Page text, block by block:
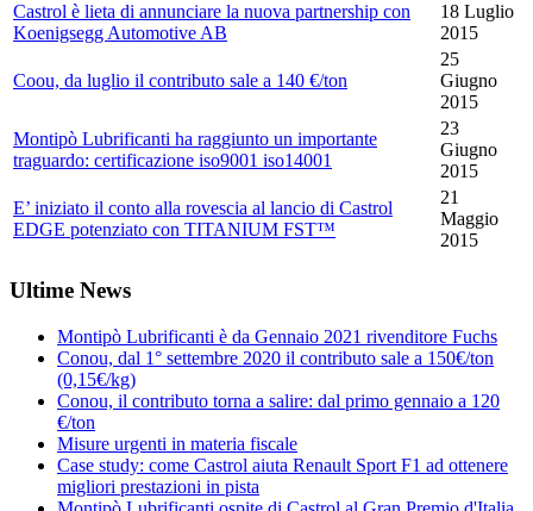
Castrol è lieta di annunciare la nuova partnership con
Koenigsegg Automotive AB
18 Luglio
2015
Coou, da luglio il contributo sale a 140 €/ton
25
Giugno
2015
Montipò Lubrificanti ha raggiunto un importante
traguardo: certificazione iso9001 iso14001
23
Giugno
2015
E’ iniziato il conto alla rovescia al lancio di Castrol
EDGE potenziato con TITANIUM FST™
21
Maggio
2015
Ultime News
Montipò Lubrificanti è da Gennaio 2021 rivenditore Fuchs
Conou, dal 1° settembre 2020 il contributo sale a 150€/ton
(0,15€/kg)
Conou, il contributo torna a salire: dal primo gennaio a 120
€/ton
Misure urgenti in materia fiscale
Case study: come Castrol aiuta Renault Sport F1 ad ottenere
migliori prestazioni in pista